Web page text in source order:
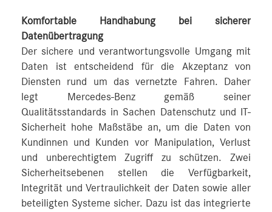
Komfortable Handhabung bei sicherer
Datenübertragung
Der sichere und verantwortungsvolle Umgang mit
Daten ist entscheidend für die Akzeptanz von
Diensten rund um das vernetzte Fahren. Daher
legt Mercedes-Benz gemäß seiner
Qualitätsstandards in Sachen Datenschutz und IT-
Sicherheit hohe Maßstäbe an, um die Daten von
Kundinnen und Kunden vor Manipulation, Verlust
und unberechtigtem Zugriff zu schützen. Zwei
Sicherheitsebenen stellen die Verfügbarkeit,
Integrität und Vertraulichkeit der Daten sowie aller
beteiligten Systeme sicher. Dazu ist das integrierte